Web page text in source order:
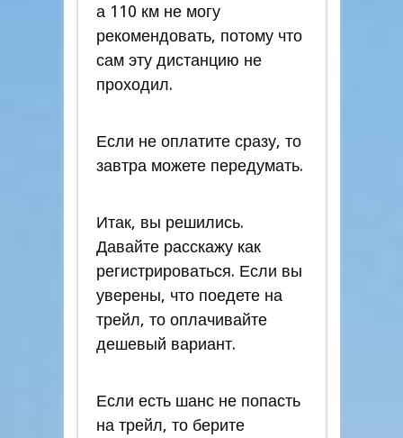
а 110 км не могу
рекомендовать, потому что
сам эту дистанцию не
проходил.
Если не оплатите сразу, то
завтра можете передумать.
Итак, вы решились.
Давайте расскажу как
регистрироваться. Если вы
уверены, что поедете на
трейл, то оплачивайте
дешевый вариант.
Если есть шанс не попасть
на трейл, то берите